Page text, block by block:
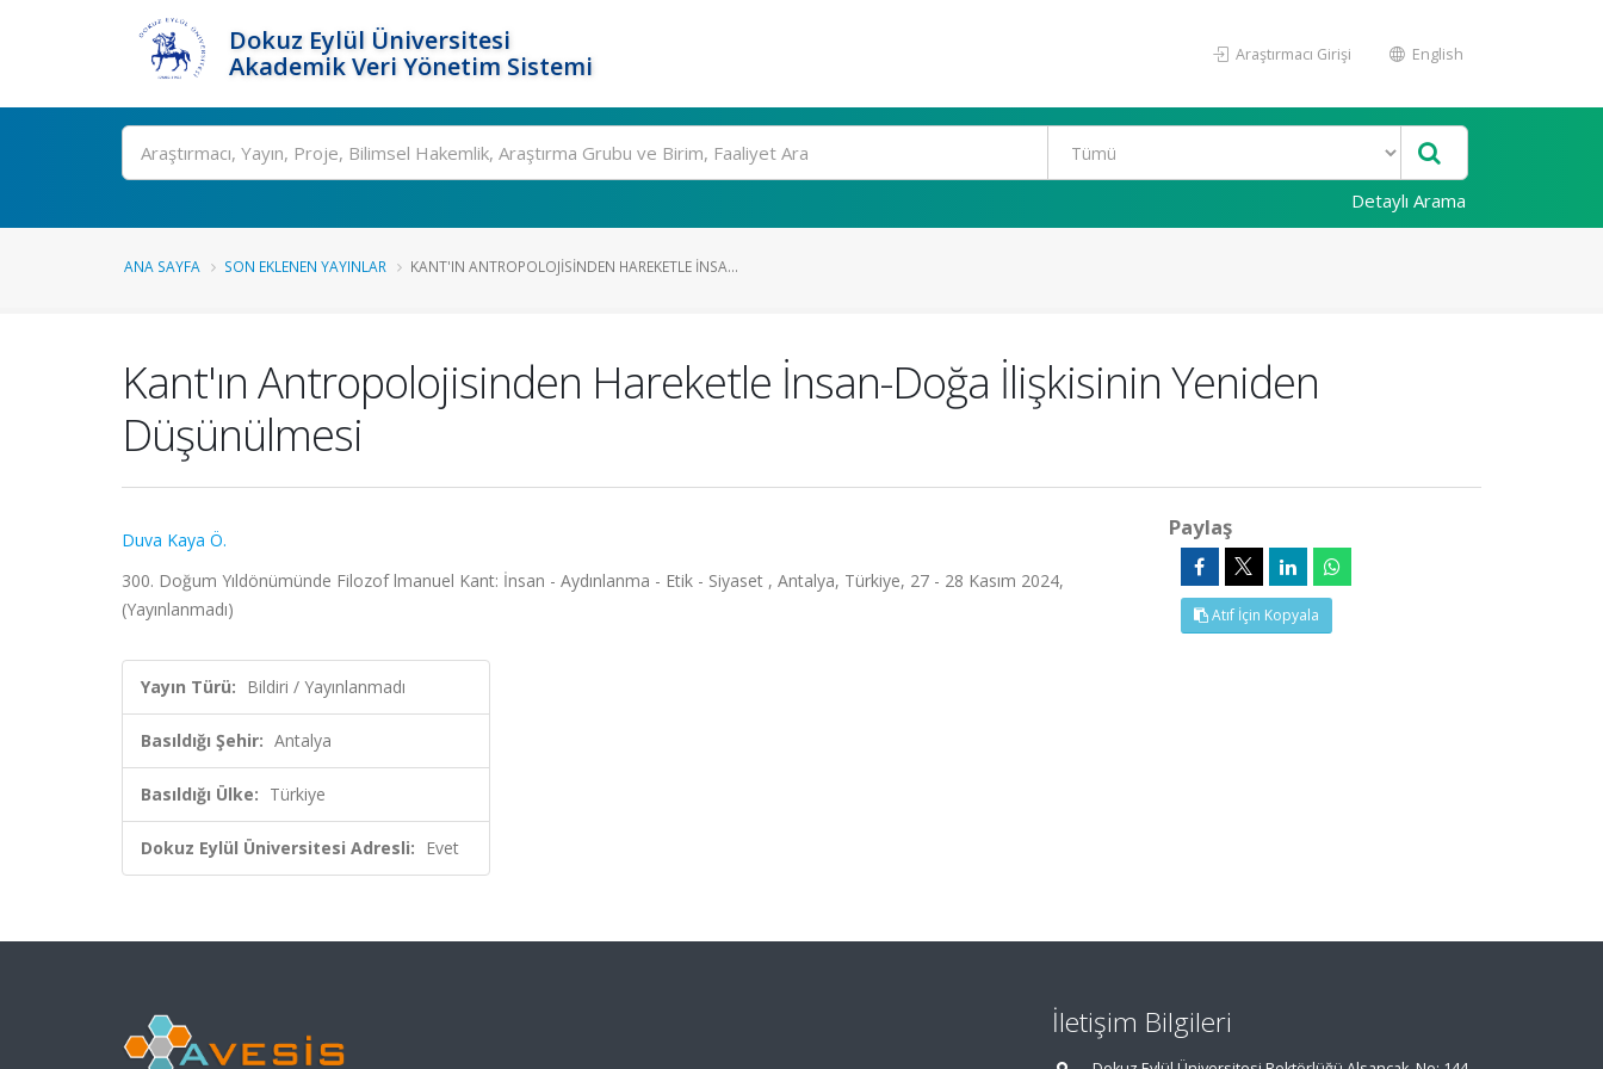
Dokuz Eylül Üniversitesi
Akademik Veri Yönetim Sistemi
Araştırmacı Girişi English
Ara
Detaylı Arama
ANA SAYFA SON EKLENEN YAYINLAR KANT'IN ANTROPOLOJISINDEN HAREKETLE İNSA...
Kant'ın Antropolojisinden Hareketle İnsan-Doğa İlişkisinin Yeniden
Düşünülmesi
Duva Kaya Ö.
300. Doğum Yıldönümünde Filozof lmanuel Kant: İnsan - Aydınlanma - Etik - Siyaset , Antalya, Türkiye, 27 - 28 Kasım 2024,
(Yayınlanmadı)
Yayın Türü: Bildiri / Yayınlanmadı
Basıldığı Şehir: Antalya
Basıldığı Ülke: Türkiye
Dokuz Eylül Üniversitesi Adresli: Evet
Paylaş
Atıf İçin Kopyala
İletişim Bilgileri